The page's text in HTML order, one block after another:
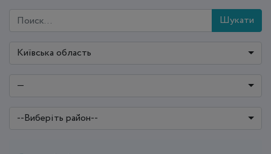
Шукати
Київська область
—
--Виберіть район--